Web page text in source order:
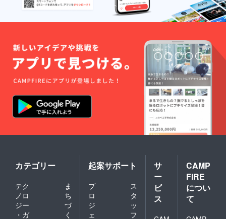
カテゴリー
テク
ノロ
ジー
・ガ
ま
ち
づ
く
起案サポート
プ
ロ
ジ
ェ
ス
タ
ッ
フ
サ
ー
ビ
ス
CAMP
FIRE
につい
て